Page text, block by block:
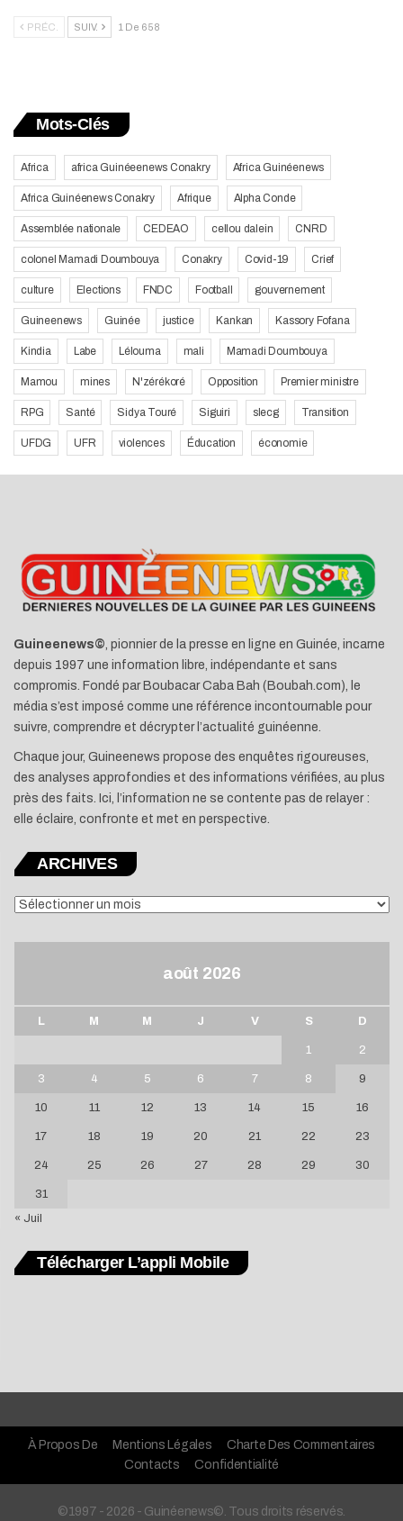
PRÉC. SUIV. 1 De 658
Mots-Clés
Africa africa Guinéeenews Conakry Africa Guinéenews
Africa Guinéenews Conakry Afrique Alpha Conde
Assemblée nationale CEDEAO cellou dalein CNRD
colonel Mamadi Doumbouya Conakry Covid-19 Crief
culture Elections FNDC Football gouvernement
Guineenews Guinée justice Kankan Kassory Fofana
Kindia Labe Lélouma mali Mamadi Doumbouya
Mamou mines N'zérékoré Opposition Premier ministre
RPG Santé Sidya Touré Siguiri slecg Transition
UFDG UFR violences Éducation économie
Guineenews©, pionnier de la presse en ligne en Guinée, incarne
depuis 1997 une information libre, indépendante et sans
compromis. Fondé par Boubacar Caba Bah (Boubah.com), le
média s’est imposé comme une référence incontournable pour
suivre, comprendre et décrypter l’actualité guinéenne.
Chaque jour, Guineenews propose des enquêtes rigoureuses,
des analyses approfondies et des informations vérifiées, au plus
près des faits. Ici, l’information ne se contente pas de relayer :
elle éclaire, confronte et met en perspective.
ARCHIVES
ARCHIVES
août 2026
L M M J V S D
1 2
3 4 5 6 7 8 9
10 11 12 13 14 15 16
17 18 19 20 21 22 23
24 25 26 27 28 29 30
31
« Juil
Télécharger L’appli Mobile
À Propos De Mentions Légales
Charte Des Commentaires
Contacts
Confidentialité
©1997 - 2026 - Guinéenews©. Tous droits réservés.